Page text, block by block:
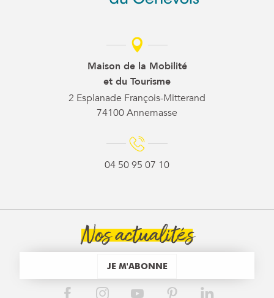
Maison de la Mobilité
et du Tourisme
2 Esplanade François-Mitterand
74100 Annemasse
04 50 95 07 10
Nos actualités
JE M'ABONNE